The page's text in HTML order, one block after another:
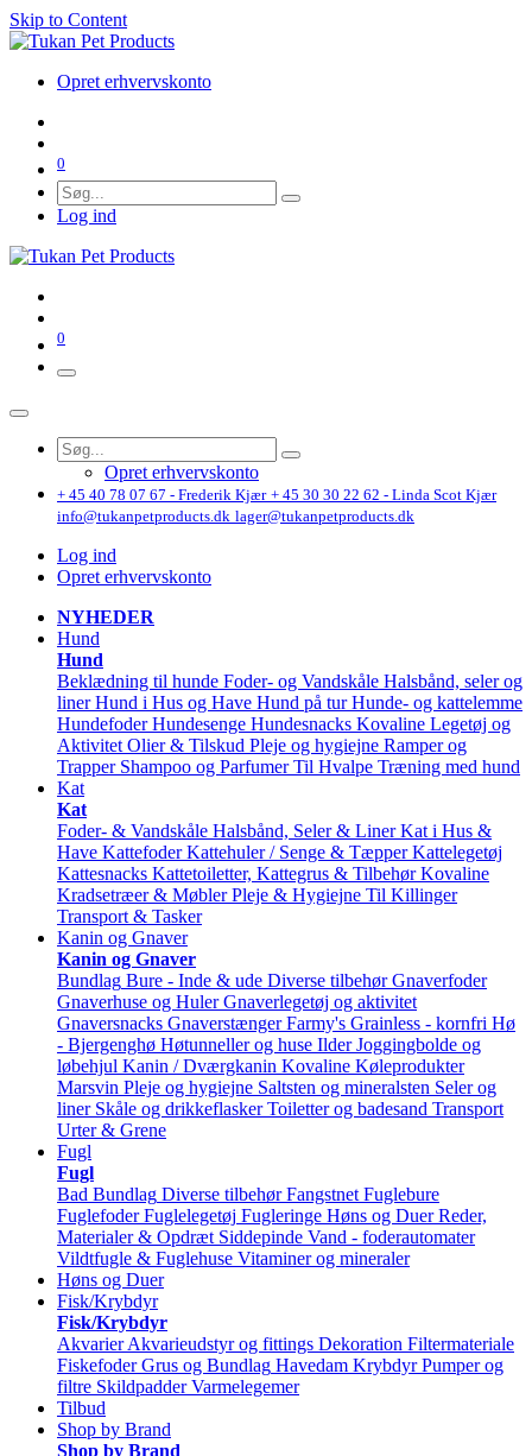
Skip to Content
Opret erhvervskonto
0
Log ind
0
Opret erhvervskonto
+ 45 40 78 07 67 - Frederik Kjær + 45 30 30 22 62 - Linda Scot Kjær
info@tukanpetproducts.dk lager@tukanpetproducts.dk
Log ind
Opret erhvervskonto
NYHEDER
Hund
Hund
Beklædning til hunde Foder- og Vandskåle Halsbånd, seler og
liner Hund i Hus og Have Hund på tur Hunde- og kattelemme
Hundefoder Hundesenge Hundesnacks Kovaline Legetøj og
Aktivitet Olier & Tilskud Pleje og hygiejne Ramper og
Trapper Shampoo og Parfumer Til Hvalpe Træning med hund
Kat
Kat
Foder- & Vandskåle Halsbånd, Seler & Liner Kat i Hus &
Have Kattefoder Kattehuler / Senge & Tæpper Kattelegetøj
Kattesnacks Kattetoiletter, Kattegrus & Tilbehør Kovaline
Kradsetræer & Møbler Pleje & Hygiejne Til Killinger
Transport & Tasker
Kanin og Gnaver
Kanin og Gnaver
Bundlag Bure - Inde & ude Diverse tilbehør Gnaverfoder
Gnaverhuse og Huler Gnaverlegetøj og aktivitet
Gnaversnacks Gnaverstænger Farmy's Grainless - kornfri Hø
- Bjergenghø Høtunneller og huse Ilder Joggingbolde og
løbehjul Kanin / Dværgkanin Kovaline Køleprodukter
Marsvin Pleje og hygiejne Saltsten og mineralsten Seler og
liner Skåle og drikkeflasker Toiletter og badesand Transport
Urter & Grene
Fugl
Fugl
Bad Bundlag Diverse tilbehør Fangstnet Fuglebure
Fuglefoder Fuglelegetøj Fugleringe Høns og Duer Reder,
Materialer & Opdræt Siddepinde Vand - foderautomater
Vildtfugle & Fuglehuse Vitaminer og mineraler
Høns og Duer
Fisk/Krybdyr
Fisk/Krybdyr
Akvarier Akvarieudstyr og fittings Dekoration Filtermateriale
Fiskefoder Grus og Bundlag Havedam Krybdyr Pumper og
filtre Skildpadder Varmelegemer
Tilbud
Shop by Brand
Shop by Brand